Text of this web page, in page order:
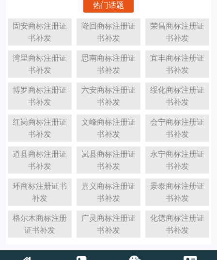
热门话题
固安商标注册证
书补发
隆回商标注册证
书补发
荣昌商标注册证
书补发
湾里商标注册证
书补发
思南商标注册证
书补发
宜丰商标注册证
书补发
博罗商标注册证
书补发
六安商标注册证
书补发
绥化商标注册证
书补发
红岗商标注册证
书补发
文峰商标注册证
书补发
会宁商标注册证
书补发
道县商标注册证
书补发
岚县商标注册证
书补发
永宁商标注册证
书补发
环商标注册证书
补发
嘉义商标注册证
书补发
景泰商标注册证
书补发
格尔木商标注册
证书补发
广灵商标注册证
书补发
化德商标注册证
书补发